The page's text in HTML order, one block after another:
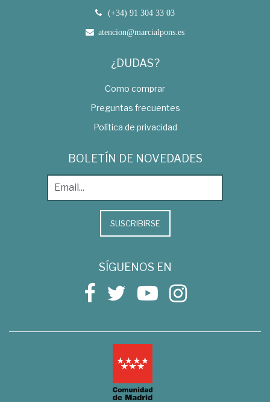
(+34) 91 304 33 03
atencion@marcialpons.es
¿DUDAS?
Como comprar
Preguntas frecuentes
Política de privacidad
BOLETÍN DE NOVEDADES
SUSCRIBIRSE
SÍGUENOS EN